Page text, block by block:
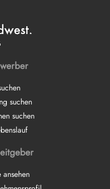
suchen
suchen
ansehen